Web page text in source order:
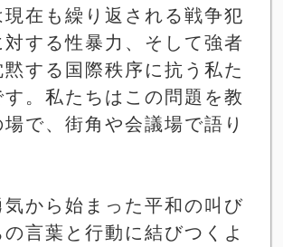
現在も繰り返される戦争犯
する性暴力、そして強者
する国際秩序に抗う私た
す。私たちはこの問題を教
で、街角や会議場で語り
から始まった平和の叫び
言葉と行動に結びつくよ